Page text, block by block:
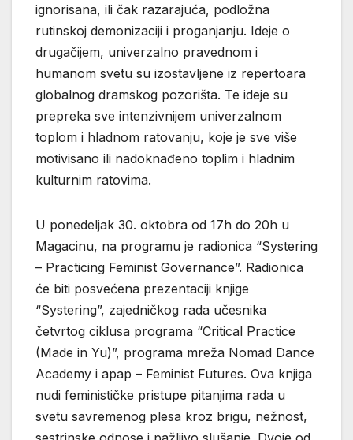
ignorisana, ili čak razarajuća, podložna
rutinskoj demonizaciji i proganjanju. Ideje o
drugačijem, univerzalno pravednom i
humanom svetu su izostavljene iz repertoara
globalnog dramskog pozorišta. Te ideje su
prepreka sve intenzivnijem univerzalnom
toplom i hladnom ratovanju, koje je sve više
motivisano ili nadoknađeno toplim i hladnim
kulturnim ratovima.
U ponedeljak 30. oktobra od 17h do 20h u
Magacinu, na programu je radionica “Systering
– Practicing Feminist Governance”. Radionica
će biti posvećena prezentaciji knjige
“Systering”, zajedničkog rada učesnika
četvrtog ciklusa programa “Critical Practice
(Made in Yu)”, programa mreža Nomad Dance
Academy i apap – Feminist Futures. Ova knjiga
nudi feminističke pristupe pitanjima rada u
svetu savremenog plesa kroz brigu, nežnost,